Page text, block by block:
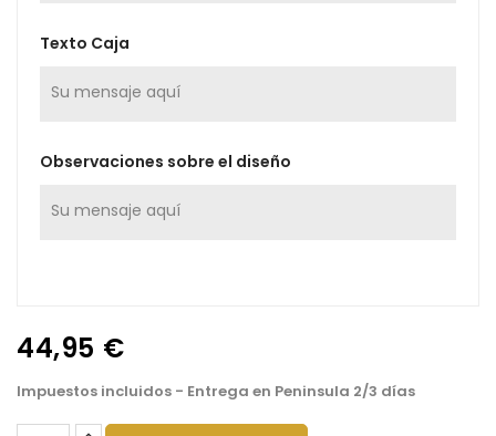
Texto Caja
Observaciones sobre el diseño
44,95 €
Impuestos incluidos - Entrega en Peninsula 2/3 días